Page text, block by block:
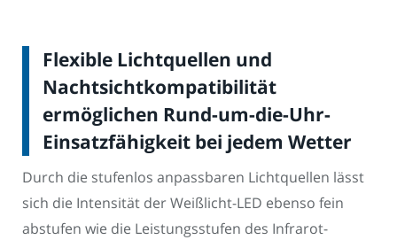
Flexible Lichtquellen und
Nachtsichtkompatibilität
ermöglichen Rund-um-die-Uhr-
Einsatzfähigkeit bei jedem Wetter
Durch die stufenlos anpassbaren Lichtquellen lässt
sich die Intensität der Weißlicht-LED ebenso fein
abstufen wie die Leistungsstufen des Infrarot-